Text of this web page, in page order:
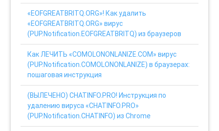
«EOFGREATBRITQ.ORG»! Как удалить
«EOFGREATBRITQ.ORG» вирус
(PUP.Notification.EOFGREATBRITQ) из браузеров
Как ЛЕЧИТЬ «COMOLONONLANIZE.COM» вирус
(PUP.Notification.COMOLONONLANIZE) в браузерах:
пошаговая инструкция
(ВЫЛЕЧЕНО) CHATINFO.PRO! Инструкция по
удалению вируса «CHATINFO.PRO»
(PUP.Notification.CHATINFO) из Chrome